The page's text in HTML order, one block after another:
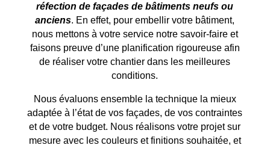
réfection de façades de bâtiments neufs ou
anciens. En effet, pour embellir votre bâtiment,
nous mettons à votre service notre savoir-faire et
faisons preuve d’une planification rigoureuse afin
de réaliser votre chantier dans les meilleures
conditions.
Nous évaluons ensemble la technique la mieux
adaptée à l’état de vos façades, de vos contraintes
et de votre budget. Nous réalisons votre projet sur
mesure avec les couleurs et finitions souhaitée, et